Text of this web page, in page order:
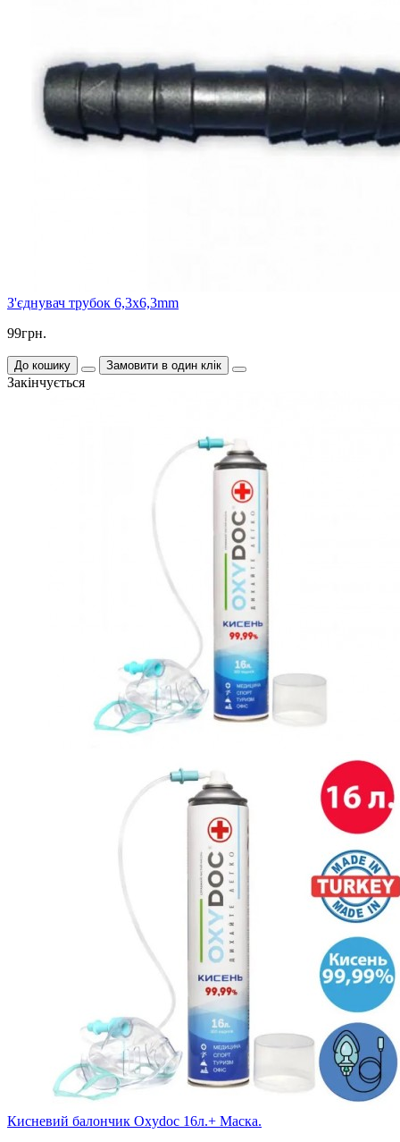
З'єднувач трубок 6,3x6,3mm
99грн.
До кошику Замовити в один клік
Закінчується
Кисневий балончик Oxydoc 16л.+ Маска.